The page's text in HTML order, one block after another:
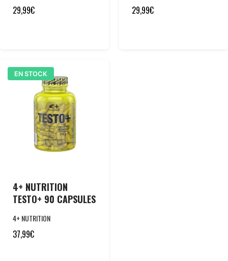
29,99€ 29,99€
EN STOCK
4+ NUTRITION
TESTO+ 90 CAPSULES
4+ NUTRITION
37,99€